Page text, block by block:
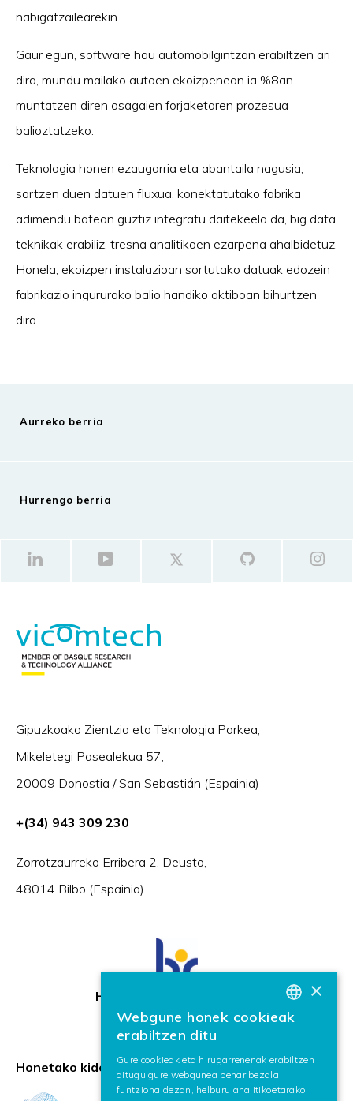
nabigatzailearekin.
Gaur egun, software hau automobilgintzan erabiltzen ari
dira, mundu mailako autoen ekoizpenean ia %8an
muntatzen diren osagaien forjaketaren prozesua
balioztatzeko.
Teknologia honen ezaugarria eta abantaila nagusia,
sortzen duen datuen fluxua, konektatutako fabrika
adimendu batean guztiz integratu daitekeela da, big data
teknikak erabiliz, tresna analitikoen ezarpena ahalbidetuz.
Honela, ekoizpen instalazioan sortutako datuak edozein
fabrikazio ingururako balio handiko aktiboan bihurtzen
dira.
Aurreko berria
Hurrengo berria
Gipuzkoako Zientzia eta Teknologia Parkea,
Mikeletegi Pasealekua 57,
20009 Donostia / San Sebastián (Espainia)
+(34) 943 309 230
Zorrotzaurreko Erribera 2, Deusto,
48014 Bilbo (Espainia)
HR Excellence in Research
Honetako kidea:
BASQUE
×
Webgune honek cookieak
erabiltzen ditu
Gure cookieak eta hirugarrenenak erabiltzen
ditugu gure webgunea behar bezala
funtziona dezan, helburu analitikoetarako,